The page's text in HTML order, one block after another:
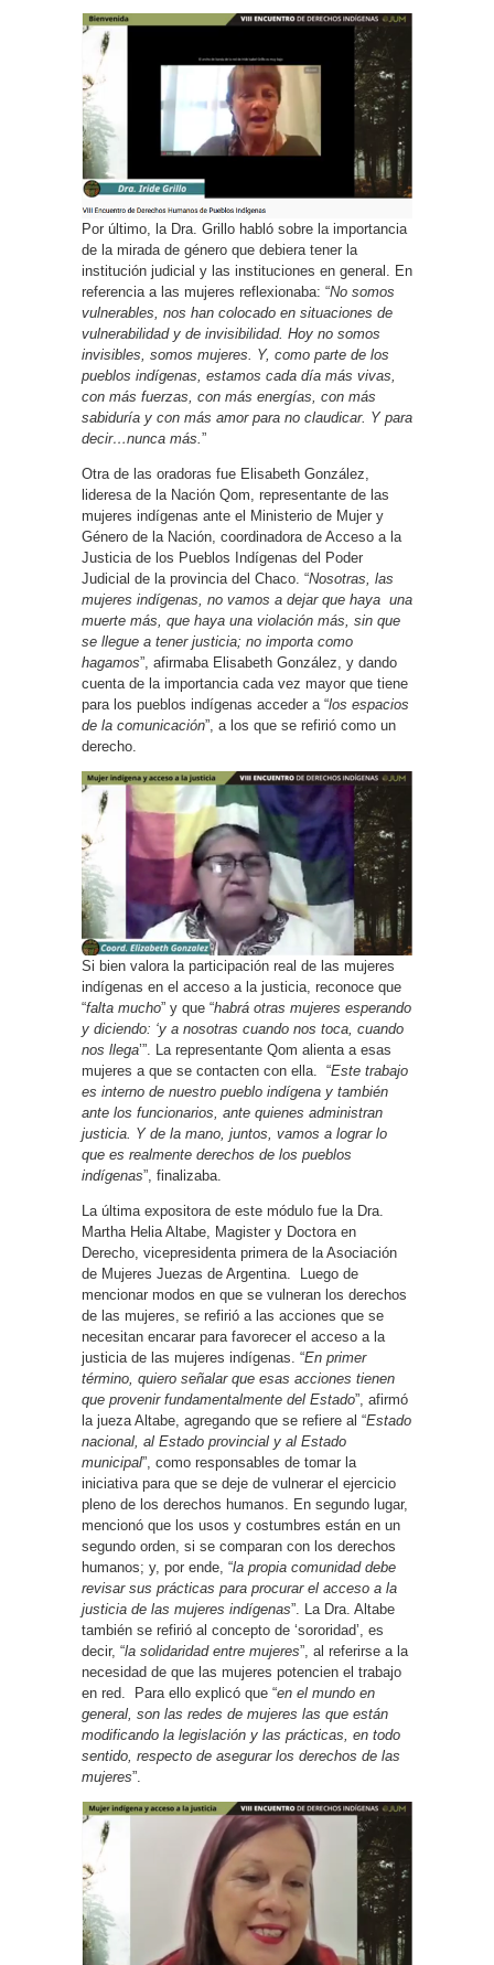
Por último, la Dra. Grillo habló sobre la importancia
de la mirada de género que debiera tener la
institución judicial y las instituciones en general. En
referencia a las mujeres reflexionaba: “No somos
vulnerables, nos han colocado en situaciones de
vulnerabilidad y de invisibilidad. Hoy no somos
invisibles, somos mujeres. Y, como parte de los
pueblos indígenas, estamos cada día más vivas,
con más fuerzas, con más energías, con más
sabiduría y con más amor para no claudicar. Y para
decir…nunca más. ”
Otra de las oradoras fue Elisabeth González,
lideresa de la Nación Qom, representante de las
mujeres indígenas ante el Ministerio de Mujer y
Género de la Nación, coordinadora de Acceso a la
Justicia de los Pueblos Indígenas del Poder
Judicial de la provincia del Chaco. “Nosotras, las
mujeres indígenas, no vamos a dejar que haya una
muerte más, que haya una violación más, sin que
se llegue a tener justicia; no importa como
hagamos”, afirmaba Elisabeth González, y dando
cuenta de la importancia cada vez mayor que tiene
para los pueblos indígenas acceder a “los espacios
de la comunicación”, a los que se refirió como un
derecho.
Si bien valora la participación real de las mujeres
indígenas en el acceso a la justicia, reconoce que
“falta mucho” y que “habrá otras mujeres esperando
y diciendo: ‘y a nosotras cuando nos toca, cuando
nos llega’”. La representante Qom alienta a esas
mujeres a que se contacten con ella. “Este trabajo
es interno de nuestro pueblo indígena y también
ante los funcionarios, ante quienes administran
justicia. Y de la mano, juntos, vamos a lograr lo
que es realmente derechos de los pueblos
indígenas”, finalizaba.
La última expositora de este módulo fue la Dra.
Martha Helia Altabe, Magister y Doctora en
Derecho, vicepresidenta primera de la Asociación
de Mujeres Juezas de Argentina. Luego de
mencionar modos en que se vulneran los derechos
de las mujeres, se refirió a las acciones que se
necesitan encarar para favorecer el acceso a la
justicia de las mujeres indígenas. “En primer
término, quiero señalar que esas acciones tienen
que provenir fundamentalmente del Estado”, afirmó
la jueza Altabe, agregando que se refiere al “Estado
nacional, al Estado provincial y al Estado
municipal”, como responsables de tomar la
iniciativa para que se deje de vulnerar el ejercicio
pleno de los derechos humanos. En segundo lugar,
mencionó que los usos y costumbres están en un
segundo orden, si se comparan con los derechos
humanos; y, por ende, “la propia comunidad debe
revisar sus prácticas para procurar el acceso a la
justicia de las mujeres indígenas”. La Dra. Altabe
también se refirió al concepto de ‘sororidad’, es
decir, “la solidaridad entre mujeres”, al referirse a la
necesidad de que las mujeres potencien el trabajo
en red. Para ello explicó que “en el mundo en
general, son las redes de mujeres las que están
modificando la legislación y las prácticas, en todo
sentido, respecto de asegurar los derechos de las
mujeres”.